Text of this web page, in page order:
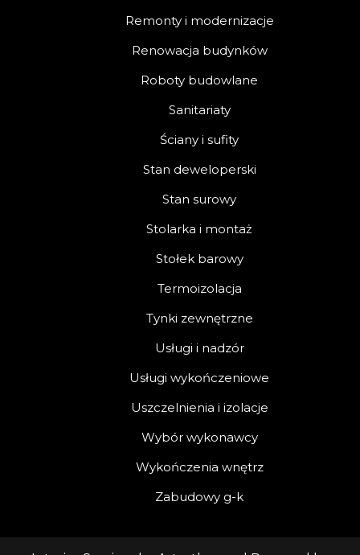
Remonty i modernizacje
Renowacja budynków
Roboty budowlane
Sanitariaty
Ściany i sufity
Stan deweloperski
Stan surowy
Stolarka i montaż
Stołek barowy
Termoizolacja
Tynki zewnętrzne
Usługi i nadzór
Usługi wykończeniowe
Uszczelnienia i izolacje
Wybór wykonawcy
Wykończenia wnętrz
Zabudowy g-k